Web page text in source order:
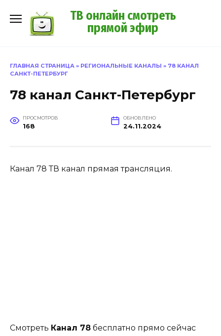
содержанию
ТВ онлайн смотреть
прямой эфир
ГЛАВНАЯ СТРАНИЦА » РЕГИОНАЛЬНЫЕ КАНАЛЫ » 78 КАНАЛ
САНКТ-ПЕТЕРБУРГ
78 канал Санкт-Петербург
ПРОСМОТРОВ
168
ОБНОВЛЕНО
24.11.2024
Канал 78 ТВ канал прямая трансляция.
Смотреть Канал 78 бесплатно прямо сейчас